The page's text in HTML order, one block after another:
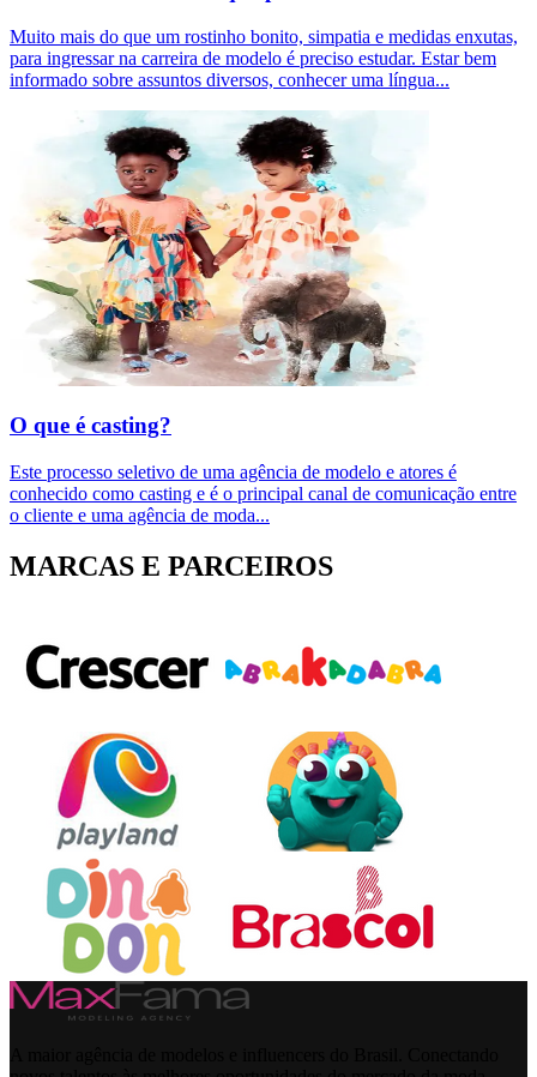
Muito mais do que um rostinho bonito, simpatia e medidas enxutas,
para ingressar na carreira de modelo é preciso estudar. Estar bem
informado sobre assuntos diversos, conhecer uma língua...
O que é casting?
Este processo seletivo de uma agência de modelo e atores é
conhecido como casting e é o principal canal de comunicação entre
o cliente e uma agência de moda...
MARCAS E PARCEIROS